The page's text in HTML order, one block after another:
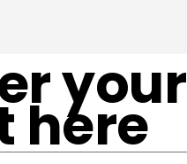
your
here